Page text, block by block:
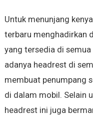
Untuk menunjang
terbaru menghadirkan
yang tersedia di
adanya headrest di
membuat penumpang
di dalam mobil. Selain
headrest ini juga